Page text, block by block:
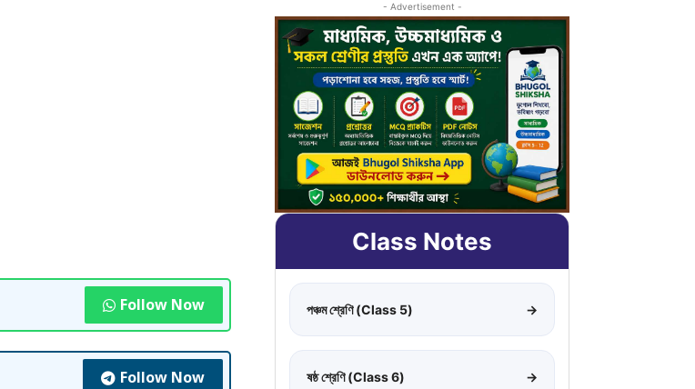
Follow Now
Follow Now
- Advertisement -
Class Notes
পঞ্চম শ্রেণি (Class 5) →
ষষ্ঠ শ্রেণি (Class 6) →